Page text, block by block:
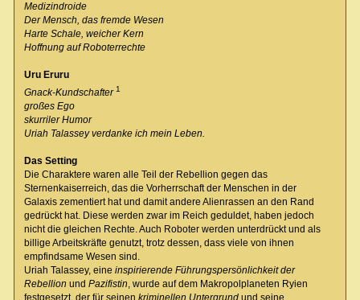
Medizindroide
Der Mensch, das fremde Wesen
Harte Schale, weicher Kern
Hoffnung auf Roboterrechte
Uru Eruru
Gnack-Kundschafter1
großes Ego
skurriler Humor
Uriah Talassey verdanke ich mein Leben.
Das Setting
Die Charaktere waren alle Teil der Rebellion gegen das
Sternenkaiserreich, das die Vorherrschaft der Menschen in der
Galaxis zementiert hat und damit andere Alienrassen an den Rand
gedrückt hat. Diese werden zwar im Reich geduldet, haben jedoch
nicht die gleichen Rechte. Auch Roboter werden unterdrückt und als
billige Arbeitskräfte genutzt, trotz dessen, dass viele von ihnen
empfindsame Wesen sind.
Uriah Talassey, eine inspirierende Führungspersönlichkeit der
Rebellion und Pazifistin, wurde auf dem Makropolplaneten Ryien